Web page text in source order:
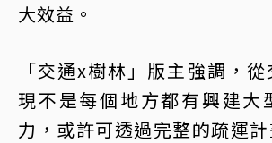
大效益。
「交通x樹林」版主強調，
現不是每個地方都有興建大
力，或許可透過完整的疏運